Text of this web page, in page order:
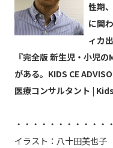
性期
に関
ィカ
『完全版 新生児・小児の
がある。KIDS CE
医療コンサルタント |
・・・・・・・・・・・
イラスト：八十田美也